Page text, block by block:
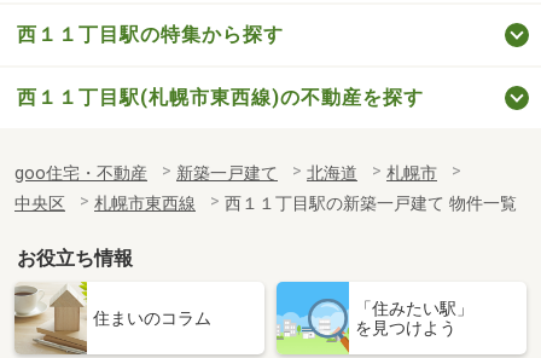
西１１丁目駅の特集から探す
西１１丁目駅(札幌市東西線)の不動産を探す
goo住宅・不動産 新築一戸建て 北海道
札幌市
中央区
札幌市東西線 西１１丁目駅の新築一戸建て 物件一覧
お役立ち情報
住まいのコラム
「住みたい駅」
を見つけよう